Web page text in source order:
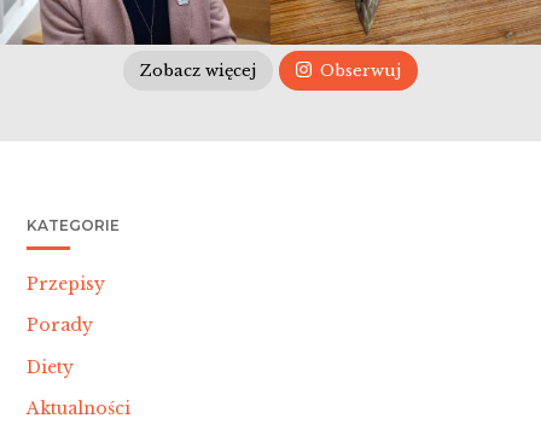
Zobacz więcej Obserwuj
KATEGORIE
Przepisy
Porady
Diety
Aktualności